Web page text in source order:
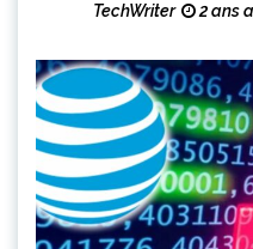
TechWriter 2 ans